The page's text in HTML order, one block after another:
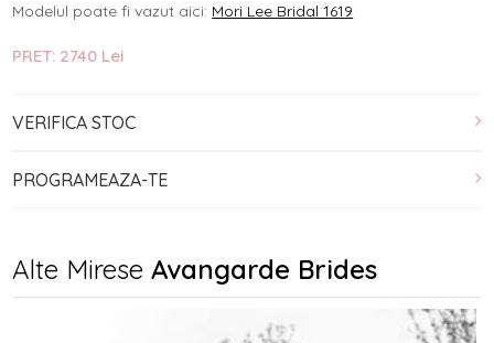
Modelul poate fi vazut aici: Mori Lee Bridal 1619
PRET: 2740 Lei
VERIFICA STOC
PROGRAMEAZA-TE
Alte MireseAvangarde Brides